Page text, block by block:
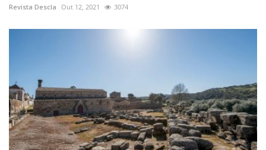
Revista Descla Out 12, 2021 3074